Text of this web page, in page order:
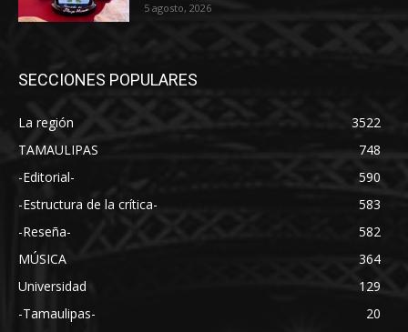
5 agosto, 2026
SECCIONES POPULARES
La región
3522
TAMAULIPAS
748
-Editorial-
590
-Estructura de la crítica-
583
-Reseña-
582
MÚSICA
364
Universidad
129
-Tamaulipas-
20